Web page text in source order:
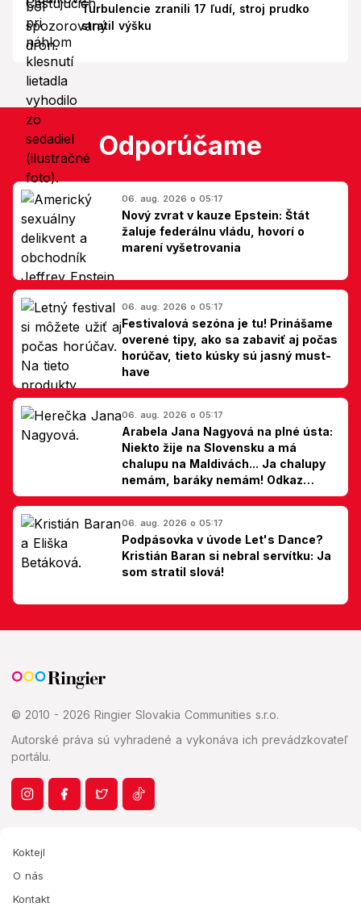
Turbulencie zranili 17 ľudí, stroj prudko
stratil výšku
Odporúčame
06. aug. 2026 o 05:17
Nový zvrat v kauze Epstein: Štát
žaluje federálnu vládu, hovorí o
marení vyšetrovania
06. aug. 2026 o 05:17
Festivalová sezóna je tu! Prinášame
overené tipy, ako sa zabaviť aj počas
horúčav, tieto kúsky sú jasný must-
have
06. aug. 2026 o 05:17
Arabela Jana Nagyová na plné ústa:
Niekto žije na Slovensku a má
chalupu na Maldivách... Ja chalupy
nemám, baráky nemám! Odkaz
Slovákom
06. aug. 2026 o 05:17
Podpásovka v úvode Let's Dance?
Kristián Baran si nebral servítku: Ja
som stratil slová!
© 2010 - 2026 Ringier Slovakia Communities s.r.o.
Autorské práva sú vyhradené a vykonáva ich prevádzkovateľ
portálu.
Koktejl
O nás
Kontakt